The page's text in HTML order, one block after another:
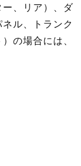
、リア）、ダ
ル、トランク
の場合には、